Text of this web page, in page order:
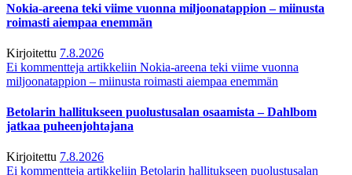
Nokia-areena teki viime vuonna miljoonatappion – miinusta
roimasti aiempaa enemmän
Kirjoitettu 7.8.2026
Ei kommentteja artikkeliin Nokia-areena teki viime vuonna
miljoonatappion – miinusta roimasti aiempaa enemmän
Betolarin hallitukseen puolustusalan osaamista – Dahlbom
jatkaa puheenjohtajana
Kirjoitettu 7.8.2026
Ei kommentteja artikkeliin Betolarin hallitukseen puolustusalan